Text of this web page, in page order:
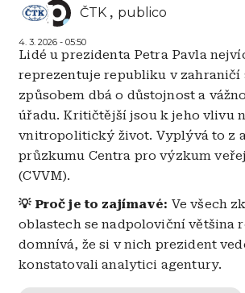
ČTK publico
4. 3. 2026 - 05:50
Lidé u prezidenta Petra Pavla
reprezentuje republiku v zahraničí
způsobem dbá o důstojnost a
úřadu. Kritičtější jsou k jeho vlivu
vnitropolitický život. Vyplývá to z
průzkumu Centra pro výzkum
(CVVM).
💡 Proč je to zajímavé: Ve všech
oblastech se nadpoloviční většina
domnívá, že si v nich prezident
konstatovali analytici agentury.